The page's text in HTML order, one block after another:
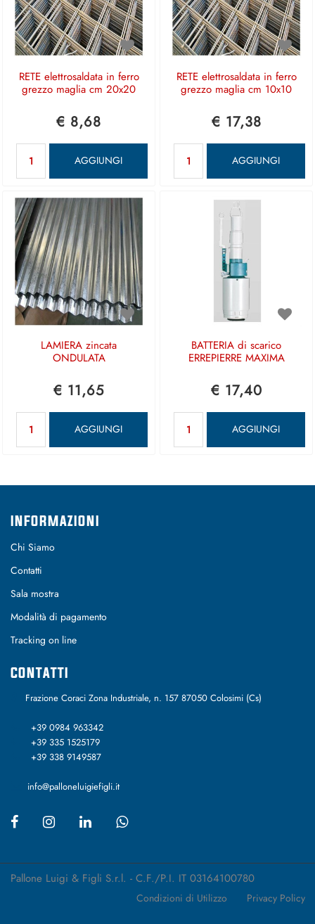
RETE elettrosaldata in ferro
grezzo maglia cm 20x20
€ 8,68
AGGIUNGI
RETE elettrosaldata in ferro
grezzo maglia cm 10x10
€ 17,38
AGGIUNGI
LAMIERA zincata
ONDULATA
€ 11,65
AGGIUNGI
BATTERIA di scarico
ERREPIERRE MAXIMA
€ 17,40
AGGIUNGI
INFORMAZIONI
Chi Siamo
Contatti
Sala mostra
Modalità di pagamento
Tracking on line
CONTATTI
Frazione Coraci Zona Industriale, n. 157 87050 Colosimi (Cs)
+39 0984 963342
+39 335 1525179
+39 338 9149587
info@palloneluigiefigli.it
Pallone Luigi & Figli S.r.l. - C.F./P.I. IT 03164100780
Condizioni di Utilizzo Privacy Policy